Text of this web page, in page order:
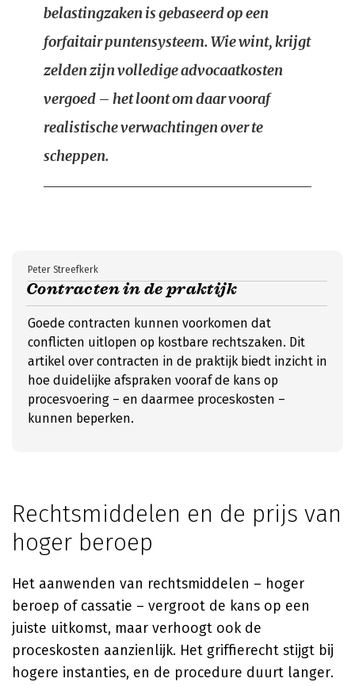
belastingzaken is gebaseerd op een
forfaitair puntensysteem. Wie wint, krijgt
zelden zijn volledige advocaatkosten
vergoed – het loont om daar vooraf
realistische verwachtingen over te
scheppen.
Contracten in de praktijk
Peter Streefkerk
Goede contracten kunnen voorkomen dat
conflicten uitlopen op kostbare rechtszaken. Dit
artikel over contracten in de praktijk biedt inzicht in
hoe duidelijke afspraken vooraf de kans op
procesvoering – en daarmee proceskosten –
kunnen beperken.
Rechtsmiddelen en de prijs van
hoger beroep
Het aanwenden van rechtsmiddelen – hoger
beroep of cassatie – vergroot de kans op een
juiste uitkomst, maar verhoogt ook de
proceskosten aanzienlijk. Het griffierecht stijgt bij
hogere instanties, en de procedure duurt langer.